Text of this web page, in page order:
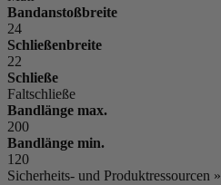
Bandanstoßbreite
24
Schließenbreite
22
Schließe
Faltschließe
Bandlänge max.
200
Bandlänge min.
120
Sicherheits- und Produktressourcen »